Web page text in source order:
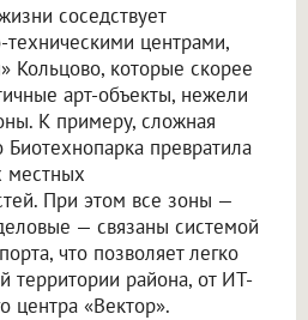
соседствует
центрами,
Кольцово, которые скорее
арт-объекты, нежели
К примеру, сложная
Биотехнопарка превратила
местных
При этом все зоны —
— связаны системой
что позволяет легко
территории района, от ИТ-
центра «Вектор».